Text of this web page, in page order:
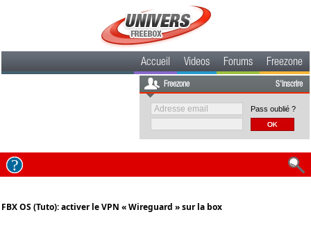
Accueil Videos Forums Freezone
Freezone S'inscrire
Pass oublié ?
FBX OS (Tuto): activer le VPN « Wireguard » sur la box